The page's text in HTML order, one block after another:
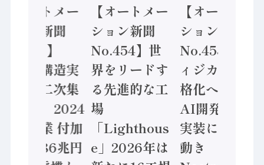
【オートメー
ション新聞
No.455】
「経済構造実
態調査二次集
計結果」2024
年製造業 付加
価値額86兆円
【オートメー
ション新聞
No.454】世
界をリードす
る先進的な工
場
「Lighthous
e」2026年は
【オートメー
ション新聞
No.453】フ
ィジカルAI本
格化へ 国産
AI開発や社会
実装に活発な
動き